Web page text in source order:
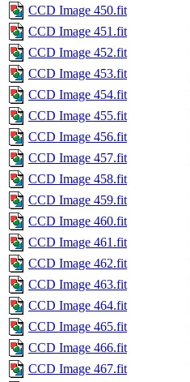
CCD Image 450.fit
CCD Image 451.fit
CCD Image 452.fit
CCD Image 453.fit
CCD Image 454.fit
CCD Image 455.fit
CCD Image 456.fit
CCD Image 457.fit
CCD Image 458.fit
CCD Image 459.fit
CCD Image 460.fit
CCD Image 461.fit
CCD Image 462.fit
CCD Image 463.fit
CCD Image 464.fit
CCD Image 465.fit
CCD Image 466.fit
CCD Image 467.fit